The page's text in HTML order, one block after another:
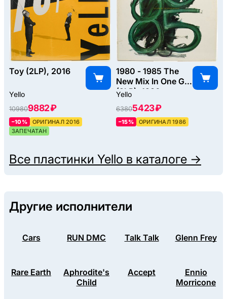
Toy (2LP), 2016
Yello
109809882 ₽
–10%
ОРИГИНАЛ 2016
ЗАПЕЧАТАН
1980 - 1985 The
New Mix In One Go
(2LP), 1986
Yello
63805423 ₽
–15% ОРИГИНАЛ 1986
Все пластинки Yello в каталоге →
Другие исполнители
Cars RUN DMC Talk Talk Glenn Frey
Rare Earth
Aphrodite's
Child
Accept
Ennio
Morricone